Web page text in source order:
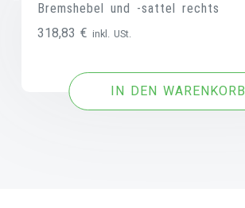
Bremshebel und -sattel rechts
318,83€ inkl. USt.
IN DEN WARENKORB